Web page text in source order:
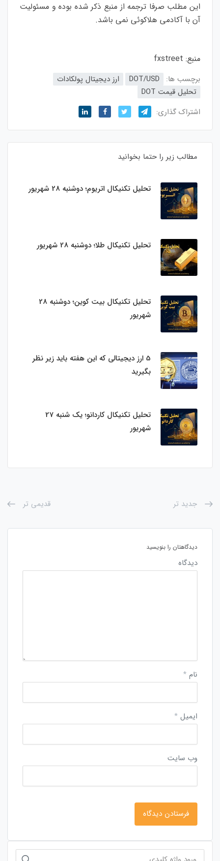
این مطلب صرفا ترجمه از منبع ذکر شده بوده و مسئولیت
آن با آکادمی هلاکوئی نمی باشد.
منبع: fxstreet
برچسب ها: DOT/USD
ارز دیجیتال پولکادات
تحلیل قیمت DOT
اشتراک گذاری:
مطالب زیر را حتما بخوانید
تحلیل تکنیکال اتریوم؛ دوشنبه 28 شهریور
تحلیل تکنیکال طلا؛ دوشنبه 28 شهریور
تحلیل تکنیکال بیت کوین؛ دوشنبه 28
شهریور
5 ارز دیجیتالی که این هفته باید زیر نظر
بگیرید
تحلیل تکنیکال کاردانو؛ یک شنبه 27
شهریور
جدید تر قدیمی تر
دیدگاهتان را بنویسید
دیدگاه
نام *
ایمیل *
وب‌ سایت